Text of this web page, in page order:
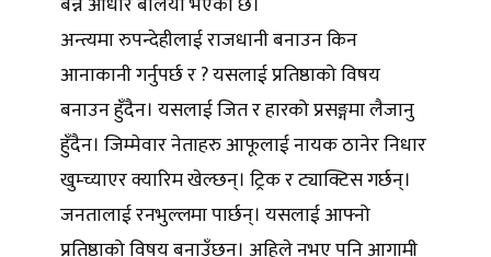
अन्त्यमा रुपन्देहीलाई राजधानी बनाउन किन
आनाकानी गर्नुपर्छ र ? यसलाई प्रतिष्ठाको विषय
बनाउन हुँदैन। यसलाई जित र हारको प्रसङ्गमा लैजानु
हुँदैन। जिम्मेवार नेताहरु आफूलाई नायक ठानेर निधार
खुम्च्याएर क्यारिम खेल्छन्। ट्रिक र ट्याक्टिस गर्छन्।
जनतालाई रनभुल्लमा पार्छन्। यसलाई आफ्नो